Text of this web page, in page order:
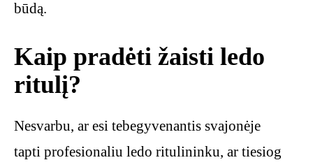
būdą.
Kaip pradėti žaisti ledo
ritulį?
Nesvarbu, ar esi tebegyvenantis svajonėje
tapti profesionaliu ledo ritulininku, ar tiesiog